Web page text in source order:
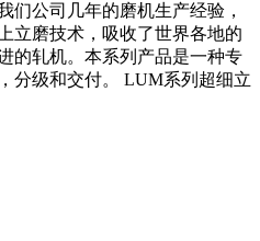
们公司几年的磨机生产经验，
立磨技术，吸收了世界各地的
的轧机。本系列产品是一种专
分级和交付。 LUM系列超细立